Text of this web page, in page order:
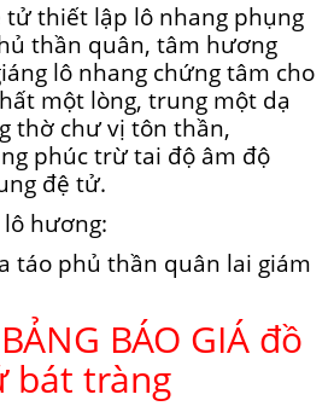
tử thiết lập lô nhang phụng
thần quân, tâm hương
lô nhang chứng tâm cho
một lòng, trung một dạ
thờ chư vị tôn thần,
phúc trừ tai độ âm độ
đệ tử.
hương:
táo phủ thần quân lai giám
BÁO GIÁ đồ
bát tràng